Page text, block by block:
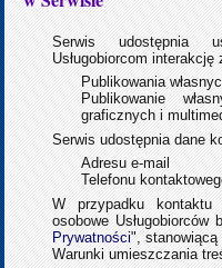
Serwis udostępnia
Usługobiorcom
Publikowania
Publikowanie
graficznych i
Serwis udostępnia dane
Adresu e-mail
Telefonu
W przypadku kontaktu
osobowe
Prywatności", stanowiącą
Warunki umieszczania